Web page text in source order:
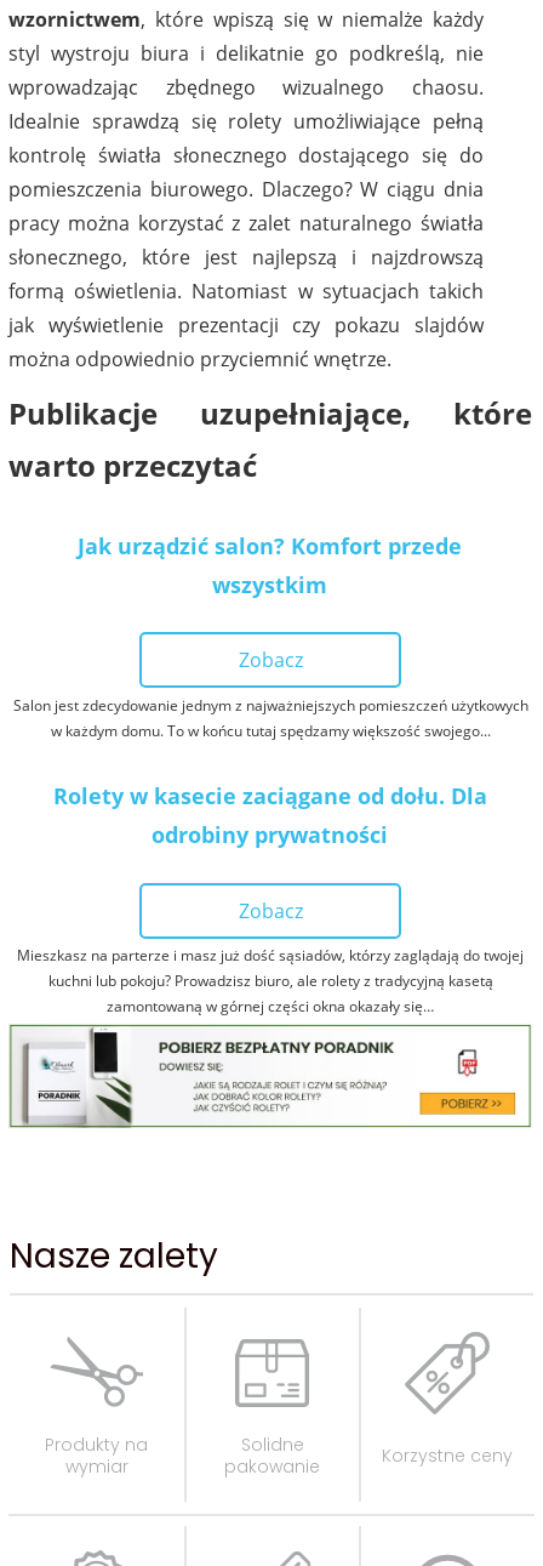
wzornictwem, które wpiszą się w niemalże każdy
styl wystroju biura i delikatnie go podkreślą, nie
wprowadzając zbędnego wizualnego chaosu.
Idealnie sprawdzą się rolety umożliwiające pełną
kontrolę światła słonecznego dostającego się do
pomieszczenia biurowego. Dlaczego? W ciągu dnia
pracy można korzystać z zalet naturalnego światła
słonecznego, które jest najlepszą i najzdrowszą
formą oświetlenia. Natomiast w sytuacjach takich
jak wyświetlenie prezentacji czy pokazu slajdów
można odpowiednio przyciemnić wnętrze.
Publikacje uzupełniające, które
warto przeczytać
Jak urządzić salon? Komfort przede
wszystkim
Zobacz
Salon jest zdecydowanie jednym z najważniejszych pomieszczeń użytkowych
w każdym domu. To w końcu tutaj spędzamy większość swojego...
Rolety w kasecie zaciągane od dołu. Dla
odrobiny prywatności
Zobacz
Mieszkasz na parterze i masz już dość sąsiadów, którzy zaglądają do twojej
kuchni lub pokoju? Prowadzisz biuro, ale rolety z tradycyjną kasetą
zamontowaną w górnej części okna okazały się…
Nasze zalety
Produkty na
wymiar
Solidne
pakowanie
Korzystne ceny